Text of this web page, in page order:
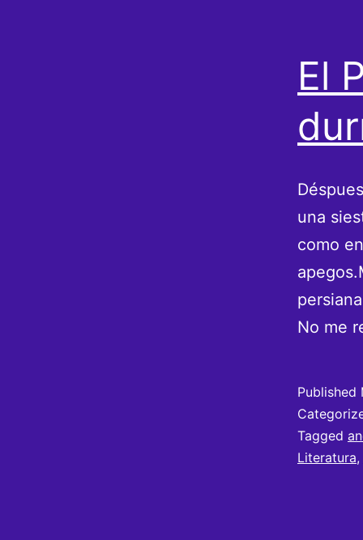
El
una
como
No me
Published
Tagged
Literatura,